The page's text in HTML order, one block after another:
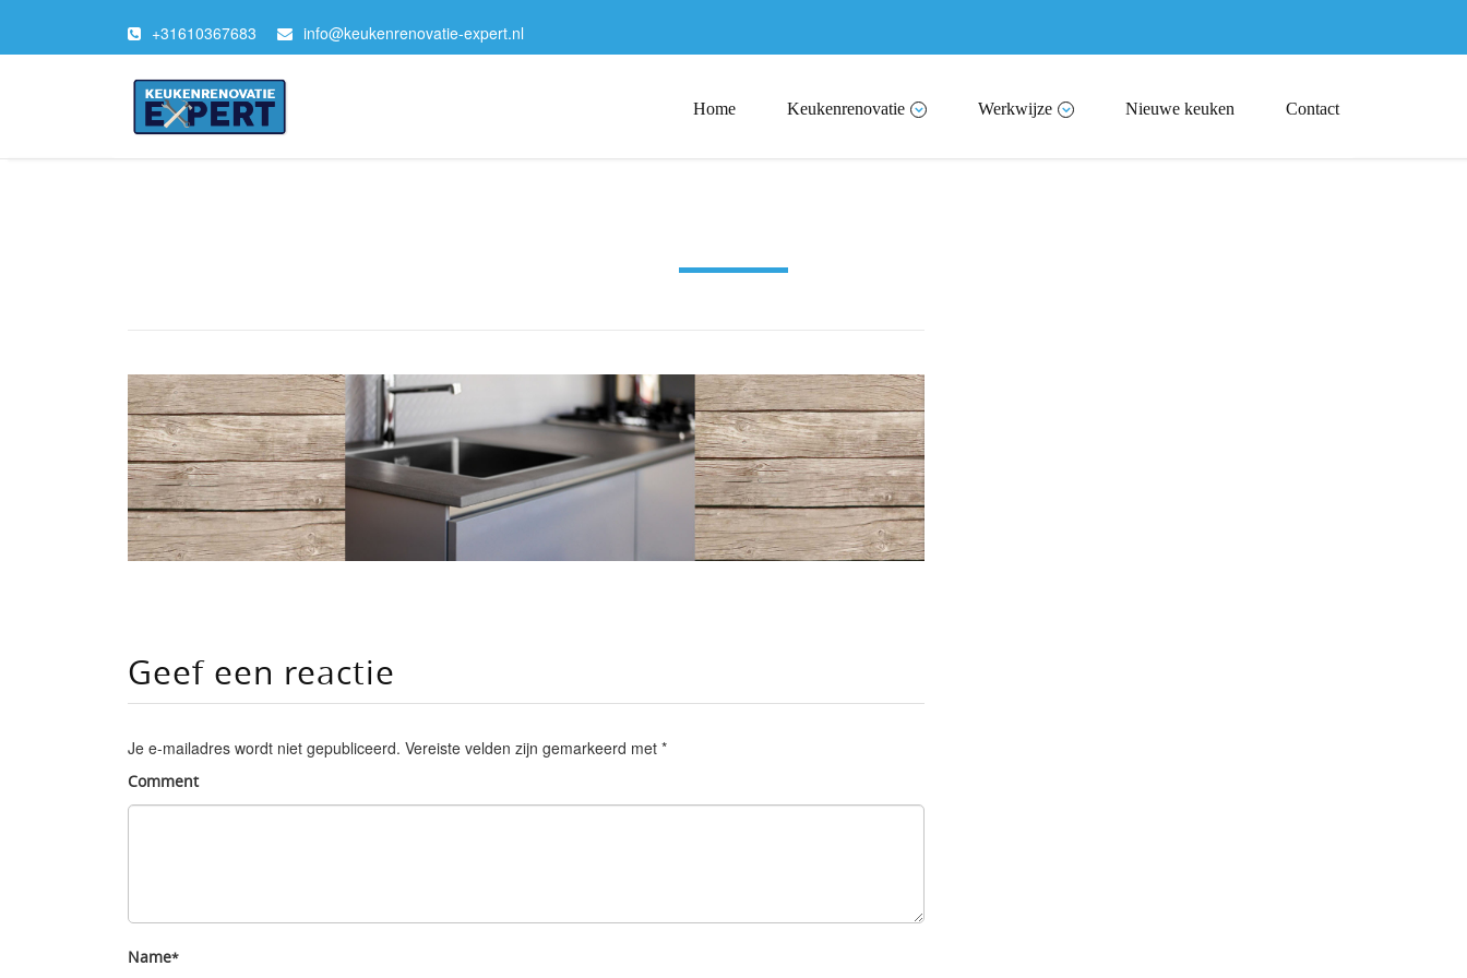
+31610367683 info@keukenrenovatie-expert.nl
Home Keukenrenovatie Werkwijze Nieuwe keuken Contact
Geef een reactie
Je e-mailadres wordt niet gepubliceerd. Vereiste velden zijn gemarkeerd met *
Comment
Name*